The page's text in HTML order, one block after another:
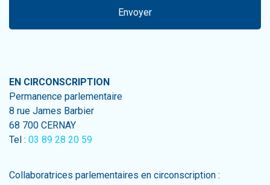
EN CIRCONSCRIPTION
Permanence parlementaire
8 rue James Barbier
68 700 CERNAY
Tel : 03 89 28 20 59
Collaboratrices parlementaires en circonscription :